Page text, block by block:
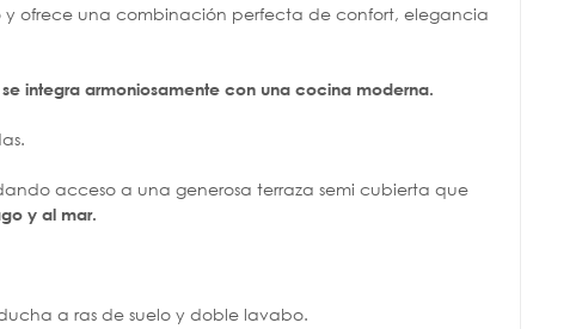
y ofrece una combinación perfecta de confort, elegancia
integra armoniosamente con una cocina moderna.
acceso a una generosa terraza semi cubierta que
y al mar.
a ras de suelo y doble lavabo.